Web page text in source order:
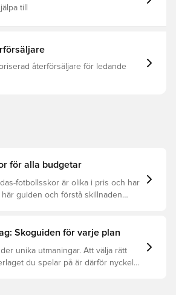
till
återförsäljare för ledande
för alla budgetar
fotbollsskor är olika i pris och har
här guiden och förstå skillnaden
Skoguiden för varje plan
unika utmaningar. Att välja rätt
du spelar på är därför nyckeln